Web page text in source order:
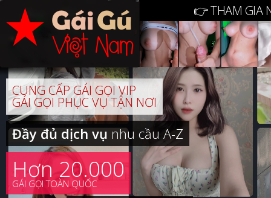
👉 THAM GIA
CUNG CẤP GÁI GỌI VIP
GÁI GỌI PHỤC VỤ TẬN NƠI
Đầy đủ dịch vụnhu cầu A-Z
Hơn 20.000
GÁI GỌI TOÀN QUỐC